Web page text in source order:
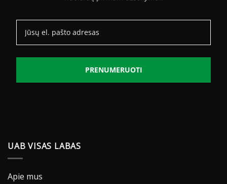
PRENUMERUOTI
UAB VISAS LABAS
Apie mus